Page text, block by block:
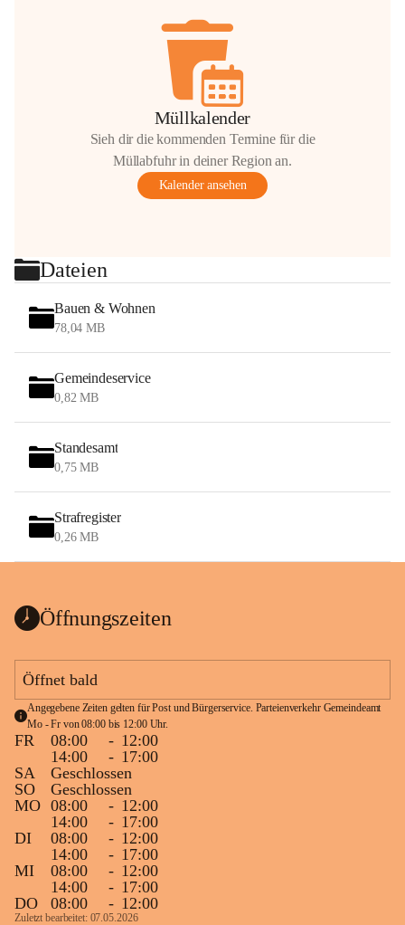
Müllkalender
Sieh dir die kommenden Termine für die
Müllabfuhr in deiner Region an.
Kalender ansehen
Dateien
Bauen & Wohnen
78,04 MB
Gemeindeservice
0,82 MB
Standesamt
0,75 MB
Strafregister
0,26 MB
Öffnungszeiten
Öffnet bald
Angegebene Zeiten gelten für Post und Bürgerservice. Parteienverkehr Gemeindeamt
Mo - Fr von 08:00 bis 12:00 Uhr.
FR 08:00 - 12:00
14:00
- 17:00
SA
Geschlossen
SO
Geschlossen
MO 08:00 - 12:00
14:00
- 17:00
DI
08:00 - 12:00
14:00
- 17:00
MI
08:00 - 12:00
14:00
- 17:00
DO
08:00 - 12:00
Zuletzt bearbeitet: 07.05.2026